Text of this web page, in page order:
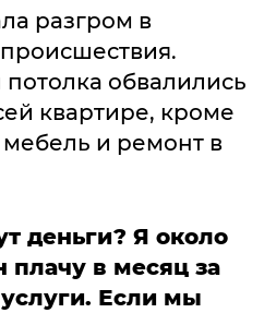
разгром в
обвалились
квартире, кроме
и ремонт в
деньги? Я около
плачу в месяц за
Если мы